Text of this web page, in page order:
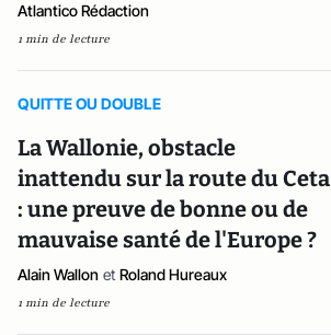
Atlantico Rédaction
1 min de lecture
QUITTE OU DOUBLE
La Wallonie, obstacle
inattendu sur la route du Ceta
: une preuve de bonne ou de
mauvaise santé de l'Europe ?
Alain Wallon et Roland Hureaux
1 min de lecture